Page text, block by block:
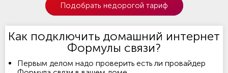
Подобрать недорогой тариф
Как подключить домашний интернет
Формулы связи?
Первым делом надо проверить есть ли провайдер